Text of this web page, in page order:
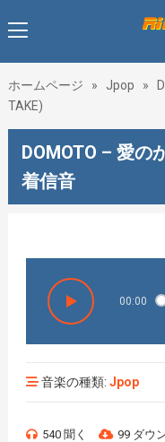
ホームページ » Jpop »
TAKE)
DOMOTO – 愛の
着信音
00:00
音楽の種類: Jpop
540 聞く 99 ダウ